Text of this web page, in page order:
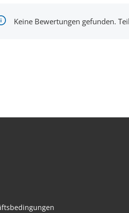
Keine Bewertungen gefunden.